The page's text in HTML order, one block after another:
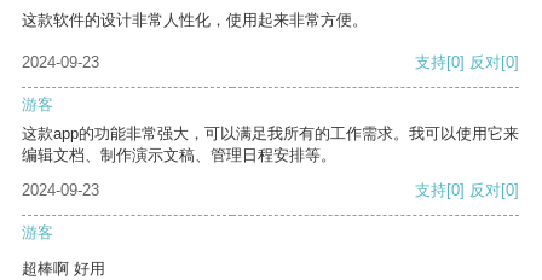
这款软件的设计非常人性化，使用起来非常方便。
2024-09-23 支持[0] 反对[0]
游客
这款app的功能非常强大，可以满足我所有的工作需求。我可以使用它来
编辑文档、制作演示文稿、管理日程安排等。
2024-09-23
支持[0] 反对[0]
游客
超棒啊 好用